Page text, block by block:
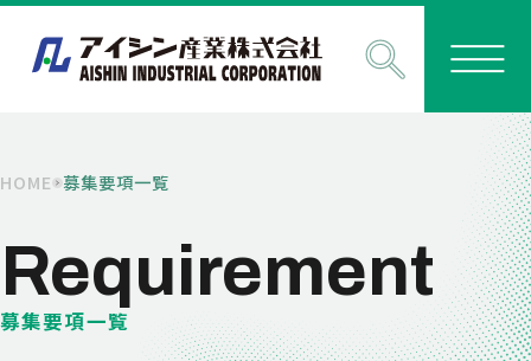
HOME 募集要項一覧
Requirement
募集要項一覧